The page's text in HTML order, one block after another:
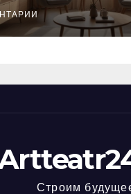
Строим